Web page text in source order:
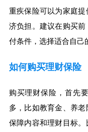
重疾保险可以为家庭
济负担。建议在购买
付条件，选择适合自己
如何购买理财保险
购买理财保险，首先
多，比如教育金、养
保障内容和理财目标